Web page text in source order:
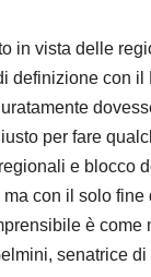
in vista delle
definizione con
per fare
e blocco
con il solo fine
è
senatrice